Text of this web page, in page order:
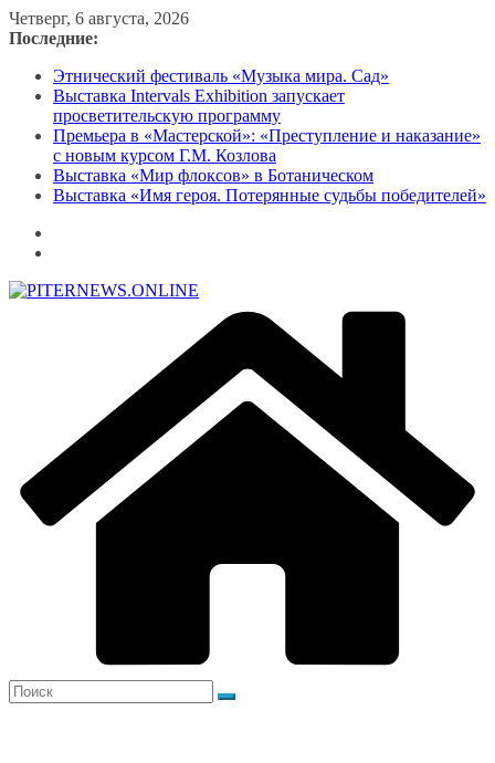
Перейти
к
Четверг, 6 августа, 2026
Последние:
Этнический фестиваль «Музыка мира. Сад»
Выставка Intervals Exhibition запускает
просветительскую программу
Премьера в «Мастерской»: «Преступление и наказание»
с новым курсом Г.М. Козлова
Выставка «Мир флоксов» в Ботаническом
Выставка «Имя героя. Потерянные судьбы победителей»